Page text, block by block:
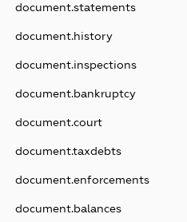
document.statements
document.history
document.inspections
document.bankruptcy
document.court
document.taxdebts
document.enforcements
document.balances